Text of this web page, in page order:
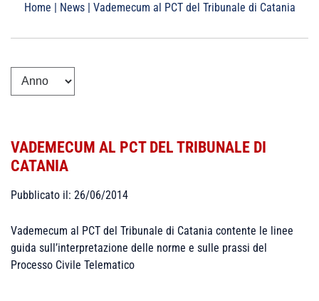
Home | News| Vademecum al PCT del Tribunale di Catania
VADEMECUM AL PCT DEL TRIBUNALE DI
CATANIA
Pubblicato il: 26/06/2014
Vademecum al PCT del Tribunale di Catania contente le linee
guida sull’interpretazione delle norme e sulle prassi del
Processo Civile Telematico